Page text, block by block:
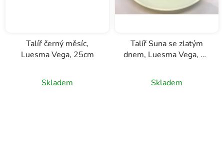
Talíř černý měsíc,
Luesma Vega, 25cm
Skladem
Talíř Suna se zlatým
dnem, Luesma Vega, 19
Skladem